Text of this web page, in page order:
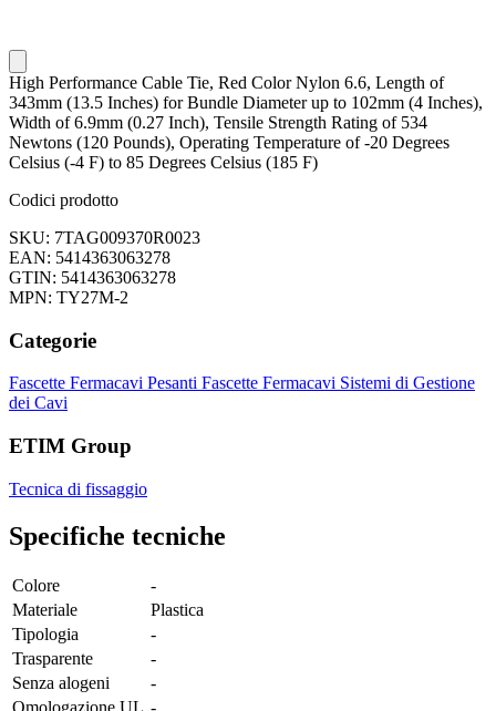
High Performance Cable Tie, Red Color Nylon 6.6, Length of
343mm (13.5 Inches) for Bundle Diameter up to 102mm (4 Inches),
Width of 6.9mm (0.27 Inch), Tensile Strength Rating of 534
Newtons (120 Pounds), Operating Temperature of -20 Degrees
Celsius (-4 F) to 85 Degrees Celsius (185 F)
Codici prodotto
SKU: 7TAG009370R0023
EAN: 5414363063278
GTIN: 5414363063278
MPN: TY27M-2
Categorie
Fascette Fermacavi Pesanti Fascette Fermacavi Sistemi di Gestione
dei Cavi
ETIM Group
Tecnica di fissaggio
Specifiche tecniche
Colore
-
Materiale
Plastica
Tipologia
-
Trasparente
-
Senza alogeni
-